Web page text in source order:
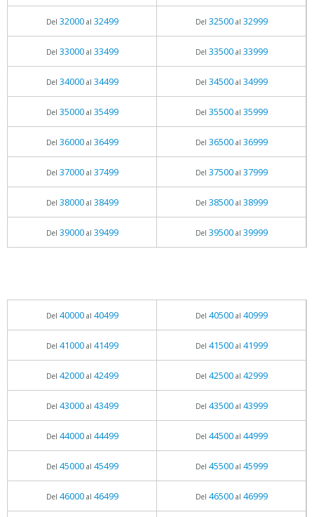
Del 32000al 32499 Del 32500al 32999
Del 33000al 33499 Del 33500al 33999
Del 34000al 34499 Del 34500al 34999
Del 35000al 35499 Del 35500al 35999
Del 36000al 36499 Del 36500al 36999
Del 37000al 37499 Del 37500al 37999
Del 38000al 38499 Del 38500al 38999
Del 39000al 39499 Del 39500al 39999
Del 40000al 40499 Del 40500al 40999
Del 41000al 41499 Del 41500al 41999
Del 42000al 42499 Del 42500al 42999
Del 43000al 43499 Del 43500al 43999
Del 44000al 44499 Del 44500al 44999
Del 45000al 45499 Del 45500al 45999
Del 46000al 46499 Del 46500al 46999